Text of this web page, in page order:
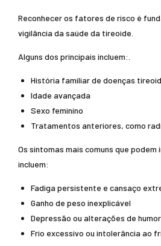
Reconhecer os fatores de risco é
vigilância da saúde da tireoide.
Alguns dos principais incluem:.
História familiar de doenças
Idade avançada
Sexo feminino
Tratamentos anteriores, como
Os sintomas mais comuns que
incluem:
Fadiga persistente e cansaço
Ganho de peso inexplicável
Depressão ou alterações de humor
Frio excessivo ou intolerância ao